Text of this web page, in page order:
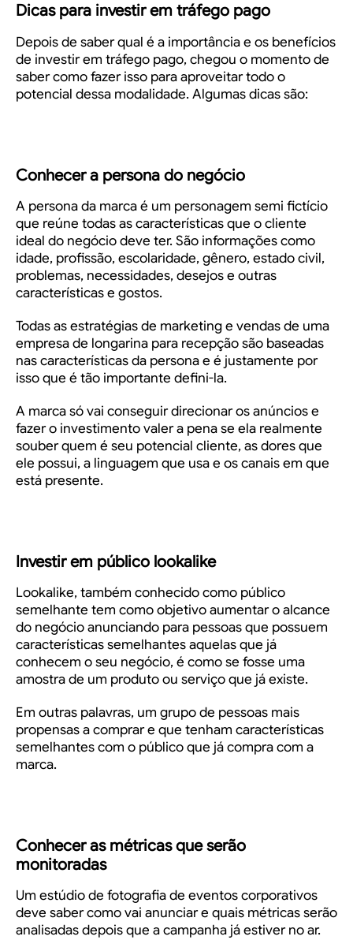
Dicas para investir em tráfego pago
Depois de saber qual é a importância e os benefícios
de investir em tráfego pago, chegou o momento de
saber como fazer isso para aproveitar todo o
potencial dessa modalidade. Algumas dicas são:
Conhecer a persona do negócio
A persona da marca é um personagem semi fictício
que reúne todas as características que o cliente
ideal do negócio deve ter. São informações como
idade, profissão, escolaridade, gênero, estado civil,
problemas, necessidades, desejos e outras
características e gostos.
Todas as estratégias de marketing e vendas de uma
empresa de longarina para recepçãosão baseadas
nas características da persona e é justamente por
isso que é tão importante defini-la.
A marca só vai conseguir direcionar os anúncios e
fazer o investimento valer a pena se ela realmente
souber quem é seu potencial cliente, as dores que
ele possui, a linguagem que usa e os canais em que
está presente.
Investir em público lookalike
Lookalike, também conhecido como público
semelhante tem como objetivo aumentar o alcance
do negócio anunciando para pessoas que possuem
características semelhantes aquelas que já
conhecem o seu negócio, é como se fosse uma
amostra de um produto ou serviço que já existe.
Em outras palavras, um grupo de pessoas mais
propensas a comprar e que tenham características
semelhantes com o público que já compra com a
marca.
Conhecer as métricas que serão
monitoradas
Um estúdio de fotografia de eventos corporativos
deve saber como vai anunciar e quais métricas serão
analisadas depois que a campanha já estiver no ar.